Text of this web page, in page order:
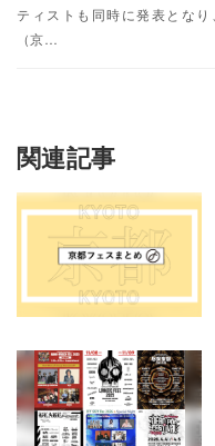
ティストも同時に発表とな
（京…
関連記事